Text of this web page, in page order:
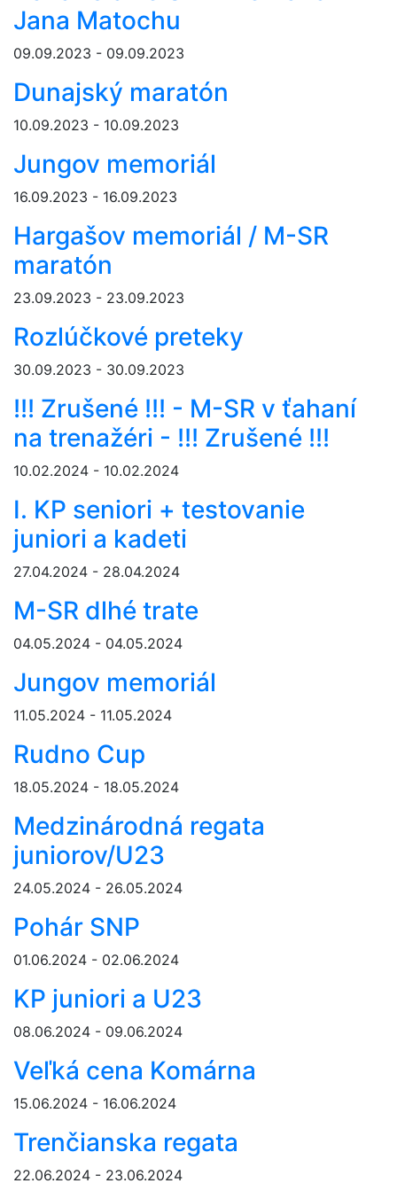
Jana Matochu
09.09.2023 - 09.09.2023
Dunajský maratón
10.09.2023 - 10.09.2023
Jungov memoriál
16.09.2023 - 16.09.2023
Hargašov memoriál / M-SR
maratón
23.09.2023 - 23.09.2023
Rozlúčkové preteky
30.09.2023 - 30.09.2023
!!! Zrušené !!! - M-SR v ťahaní
na trenažéri - !!! Zrušené !!!
10.02.2024 - 10.02.2024
I. KP seniori + testovanie
juniori a kadeti
27.04.2024 - 28.04.2024
M-SR dlhé trate
04.05.2024 - 04.05.2024
Jungov memoriál
11.05.2024 - 11.05.2024
Rudno Cup
18.05.2024 - 18.05.2024
Medzinárodná regata
juniorov/U23
24.05.2024 - 26.05.2024
Pohár SNP
01.06.2024 - 02.06.2024
KP juniori a U23
08.06.2024 - 09.06.2024
Veľká cena Komárna
15.06.2024 - 16.06.2024
Trenčianska regata
22.06.2024 - 23.06.2024